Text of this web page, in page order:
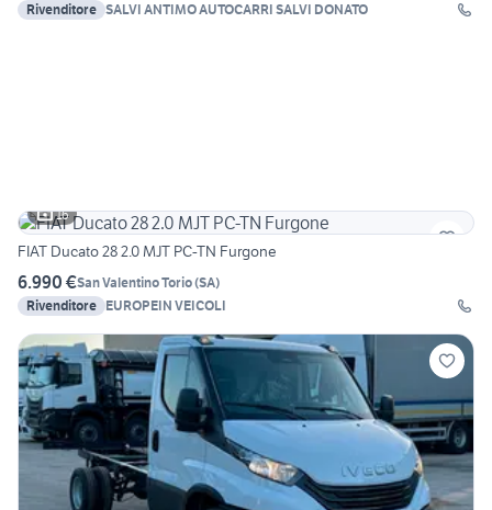
Rivenditore SALVI ANTIMO AUTOCARRI SALVI DONATO
16
FIAT Ducato 28 2.0 MJT PC-TN Furgone
6.990 €San Valentino Torio(SA)
Rivenditore EUROPEIN VEICOLI